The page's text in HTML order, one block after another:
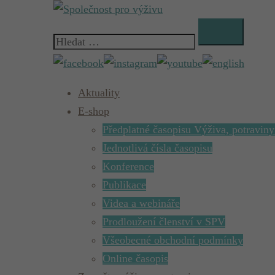
Vyhledávání
Aktuality
E-shop
Předplatné časopisu Výživa,
Jednotlivá čísla časopisu
Konference
Publikace
Videa a webináře
Prodloužení členství v SPV
Všeobecné obchodní podmínky
Online časopis